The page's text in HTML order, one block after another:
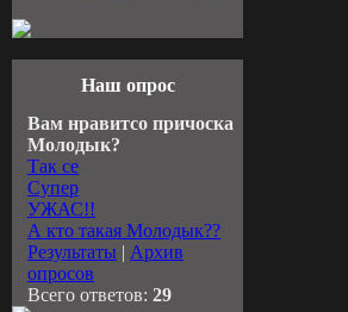
Наш опрос
Вам нравитсо причоска
Молодык?
Так се
Супер
УЖАС!!
А кто такая Молодык??
Результаты | Архив
опросов
Всего ответов: 29